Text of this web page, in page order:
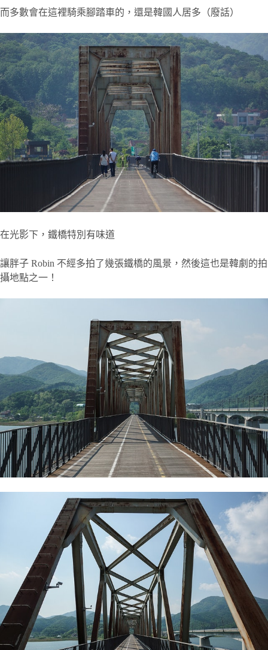
而多數會在這裡騎乘腳踏車的，還是韓國人居多（廢話）
在光影下，鐵橋特別有味道
讓胖子 Robin 不經多拍了幾張鐵橋的風景，然後這也是韓劇的拍
攝地點之一！